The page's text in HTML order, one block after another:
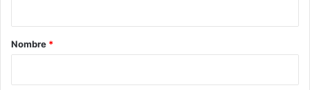
rNombre *